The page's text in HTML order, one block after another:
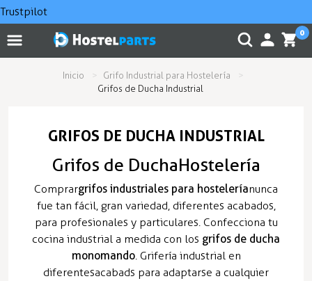
Trustpilot
0
Inicio
Grifo Industrial para Hostelería
Grifos de Ducha Industrial
GRIFOS DE DUCHA INDUSTRIAL
Grifos de Ducha Hostelería
Comprargrifos industriales para hosteleríanunca
fue tan fácil, gran variedad, diferentes acabados,
para profesionales y particulares. Confecciona tu
cocina industrial a medida con los grifos de ducha
monomando. Grifería industrial en
diferentes acabads para adaptarse a cualquier